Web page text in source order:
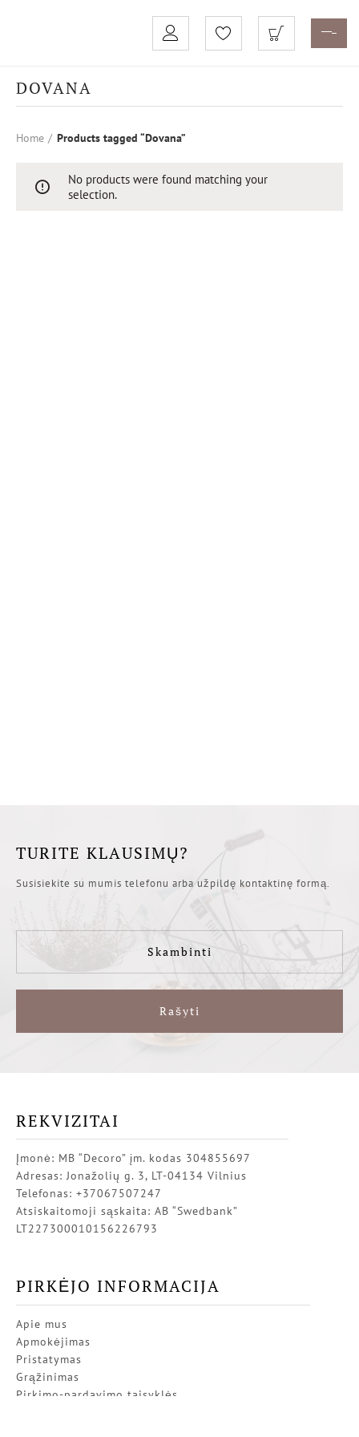
DOVANA
Home Products tagged “Dovana”
No products were found matching your
selection.
TURITE KLAUSIMŲ?
Susisiekite su mumis telefonu arba užpildę kontaktinę formą.
Skambinti
Rašyti
REKVIZITAI
Įmonė: MB “Decoro” įm. kodas 304855697
Adresas: Jonažolių g. 3, LT-04134 Vilnius
Telefonas: +37067507247
Atsiskaitomoji sąskaita: AB “Swedbank”
LT227300010156226793
PIRKĖJO INFORMACIJA
Apie mus
Apmokėjimas
Pristatymas
Grąžinimas
Pirkimo-pardavimo taisyklės